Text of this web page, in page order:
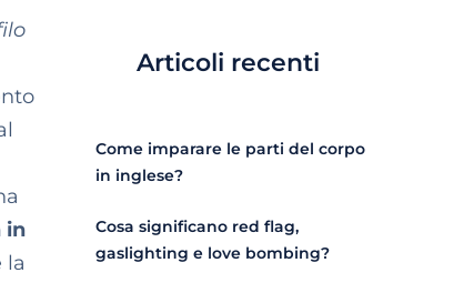
in
la
Articoli recenti
Come imparare le parti del corpo
in inglese?
Cosa significano red flag,
gaslighting e love bombing?